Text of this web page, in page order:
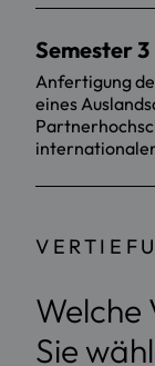
Semester 3
Anfertigung
eines
Welche
Sie